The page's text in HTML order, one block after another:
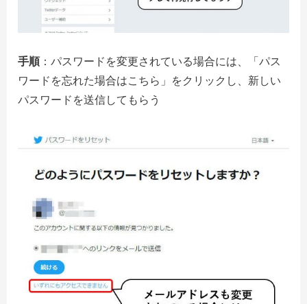
手順 ：パスワードを変更されている場合には、「パス
ワードを忘れた場合はこちら」をクリックし、新しい
パスワードを送信してもらう